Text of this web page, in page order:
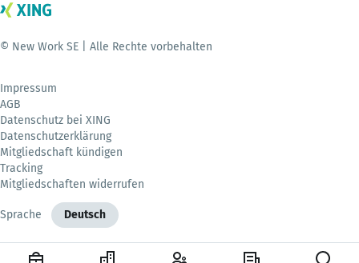
© New Work SE | Alle Rechte vorbehalten
Impressum
AGB
Datenschutz bei XING
Datenschutzerklärung
Mitgliedschaft kündigen
Tracking
Mitgliedschaften widerrufen
Sprache Deutsch